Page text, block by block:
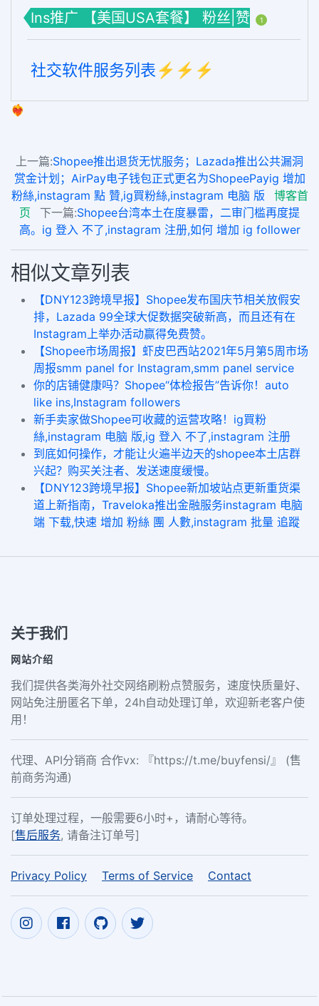
Ins推广 【美国USA套餐】 粉丝|赞 1
社交软件服务列表⚡️⚡️⚡️
❤️‍🔥
上一篇:Shopee推出退货无忧服务；Lazada推出公共漏洞
赏金计划；AirPay电子钱包正式更名为ShopeePayig 增加
粉絲,instagram 點 贊,ig買粉絲,instagram 电脑 版
博客首
页
下一篇:Shopee台湾本土在度暴雷，二审门槛再度提
高。ig 登入 不了,instagram 注册,如何 增加 ig follower
相似文章列表
【DNY123跨境早报】Shopee发布国庆节相关放假安
排，Lazada 99全球大促数据突破新高，而且还有在
Instagram上举办活动赢得免费赞。
【Shopee市场周报】虾皮巴西站2021年5月第5周市场
周报smm panel for Instagram,smm panel service
你的店铺健康吗？Shopee“体检报告”告诉你！auto
like ins,Instagram followers
新手卖家做Shopee可收藏的运营攻略！ig買粉
絲,instagram 电脑 版,ig 登入 不了,instagram 注册
到底如何操作，才能让火遍半边天的shopee本土店群
兴起？购买关注者、发送速度缓慢。
【DNY123跨境早报】Shopee新加坡站点更新重货渠
道上新指南，Traveloka推出金融服务instagram 电脑
端 下载,快速 增加 粉絲 團 人數,instagram 批量 追蹤
关于我们
网站介绍
我们提供各类海外社交网络刷粉点赞服务，速度快质量好、
网站免注册匿名下单，24h自动处理订单，欢迎新老客户使
用！
代理、API分销商 合作vx: 『https://t.me/buyfensi/』 (售
前商务沟通)
订单处理过程，一般需要6小时+，请耐心等待。
[售后服务, 请备注订单号]
Privacy Policy Terms of Service Contact